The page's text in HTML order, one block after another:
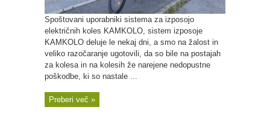
Spoštovani uporabniki sistema za izposojo
električnih koles KAMKOLO, sistem izposoje
KAMKOLO deluje le nekaj dni, a smo na žalost in
veliko razočaranje ugotovili, da so bile na postajah
za kolesa in na kolesih že narejene nedopustne
poškodbe, ki so nastale ...
Preberi več »